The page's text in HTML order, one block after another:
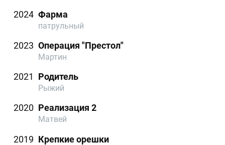
2024 Фарма
патрульный
2023 Операция "Престол"
Мартин
2021 Родитель
Рыжий
2020 Реализация 2
Матвей
2019 Крепкие орешки